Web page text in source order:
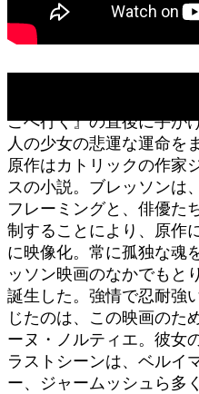
こへ行く』の直後に手が
人の少女の悲運な運命を
原作はカトリックの作家
スの小説。ブレッソンは
フレーミングと、俳優た
制することにより、原作
に映像化。常に孤独な魂
ッソン映画のなかでもと
誕生した。強情で忍耐強
じたのは、この映画のた
ーヌ・ノルティエ。彼女
ラストシーンは、ベルイ
ー、ジャームッシュら多